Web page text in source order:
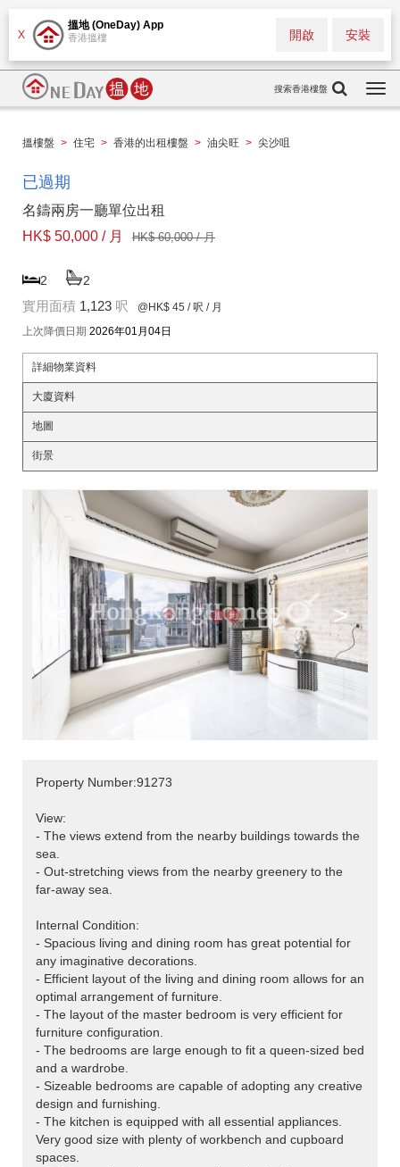
X
搵地 (OneDay) App
香港搵樓 安裝
開啟
搜索香港樓盤
搵樓盤 > 住宅 > 香港的出租樓盤 > 油尖旺 > 尖沙咀
已過期
名鑄兩房一廳單位出租
HK$ 50,000 / 月
HK$ 60,000 / 月
2 2
實用面積 1,123 呎 @HK$ 45 / 呎 / 月
上次降價日期 2026年01月04日
詳細物業資料
大廈資料
地圖
街景
>
Property Number:91273
View:
- The views extend from the nearby buildings towards the
sea.
- Out-stretching views from the nearby greenery to the
far-away sea.
Internal Condition:
- Spacious living and dining room has great potential for
any imaginative decorations.
- Efficient layout of the living and dining room allows for an
optimal arrangement of furniture.
- The layout of the master bedroom is very efficient for
furniture configuration.
- The bedrooms are large enough to fit a queen-sized bed
and a wardrobe.
- Sizeable bedrooms are capable of adopting any creative
design and furnishing.
- The kitchen is equipped with all essential appliances.
Very good size with plenty of workbench and cupboard
spaces.